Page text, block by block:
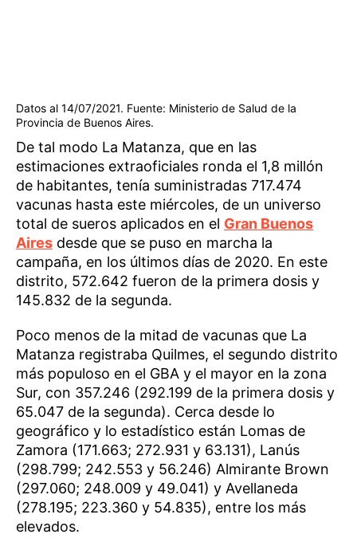
Datos al 14/07/2021. Fuente: Ministerio de Salud de la
Provincia de Buenos Aires.
De tal modo La Matanza, que en las
estimaciones extraoficiales ronda el 1,8 millón
de habitantes, tenía suministradas 717.474
vacunas hasta este miércoles, de un universo
total de sueros aplicados en el Gran Buenos
Aires desde que se puso en marcha la
campaña, en los últimos días de 2020. En este
distrito, 572.642 fueron de la primera dosis y
145.832 de la segunda.
Poco menos de la mitad de vacunas que La
Matanza registraba Quilmes, el segundo distrito
más populoso en el GBA y el mayor en la zona
Sur, con 357.246 (292.199 de la primera dosis y
65.047 de la segunda). Cerca desde lo
geográfico y lo estadístico están Lomas de
Zamora (171.663; 272.931 y 63.131), Lanús
(298.799; 242.553 y 56.246) Almirante Brown
(297.060; 248.009 y 49.041) y Avellaneda
(278.195; 223.360 y 54.835), entre los más
elevados.